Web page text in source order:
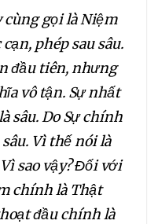
062
065
071
074
cùng gọi là Niệm
phép sau sâu.
đầu tiên, nhưng
vô tận. Sự nhất
sâu. Do Sự chính
Vì thế nói là
sao vậy? Đối với
chính là Thật
đầu chính là